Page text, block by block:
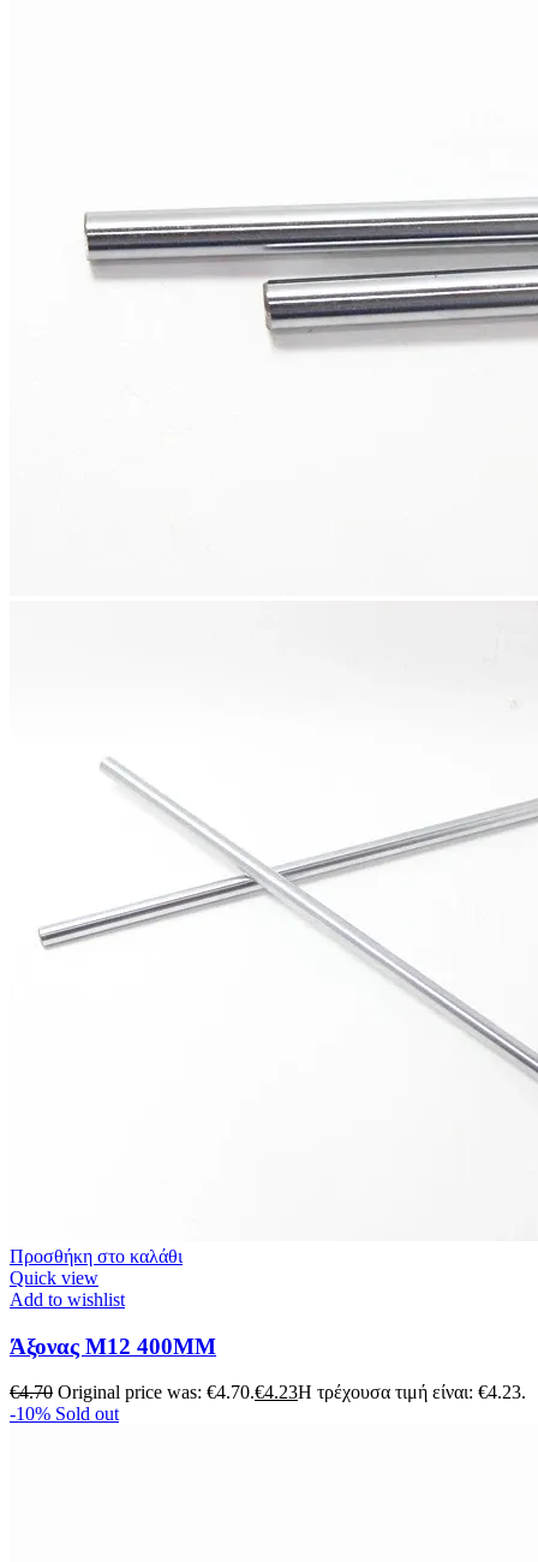
Προσθήκη στο καλάθι
Quick view
Add to wishlist
Άξονας M12 400MM
€4.70 Original price was: €4.70.€4.23Η τρέχουσα τιμή είναι: €4.23.
-10% Sold out